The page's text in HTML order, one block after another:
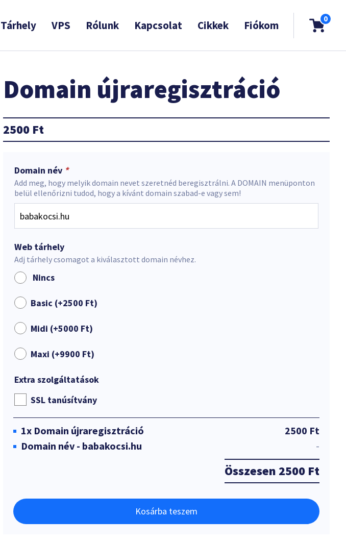
Tárhely VPS Rólunk Kapcsolat Cikkek Fiókom 0
Domain újraregisztráció
2500 Ft
Domain név *
Add meg, hogy melyik domain nevet szeretnéd beregisztrálni. A DOMAIN menüponton
belül ellenőrizni tudod, hogy a kívánt domain szabad-e vagy sem!
Web tárhely
Adj tárhely csomagot a kiválasztott domain névhez.
Nincs
Basic (+2500 Ft)
Midi (+5000 Ft)
Maxi (+9900 Ft)
Extra szolgáltatások
SSL tanúsítvány
1x Domain újraregisztráció
2500 Ft
Domain név - babakocsi.hu
-
Összesen 2500 Ft
Kosárba teszem